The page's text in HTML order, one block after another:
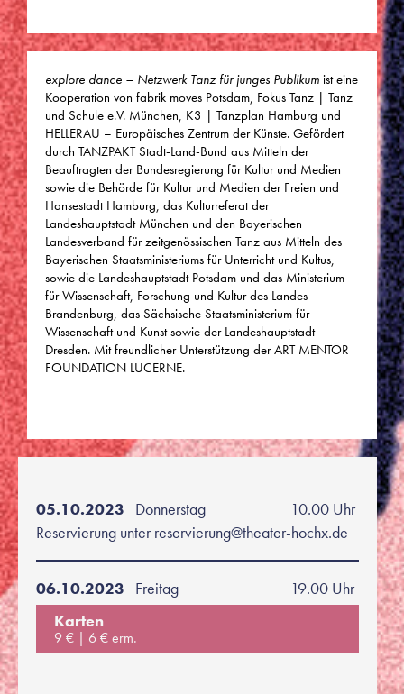
explore dance – Netzwerk Tanz für junges Publikum ist eine
Kooperation von fabrik moves Potsdam, Fokus Tanz | Tanz
und Schule e.V. München, K3 | Tanzplan Hamburg und
HELLERAU – Europäisches Zentrum der Künste. Gefördert
durch TANZPAKT Stadt-Land-Bund aus Mitteln der
Beauftragten der Bundesregierung für Kultur und Medien
sowie die Behörde für Kultur und Medien der Freien und
Hansestadt Hamburg, das Kulturreferat der
Landeshauptstadt München und den Bayerischen
Landesverband für zeitgenössischen Tanz aus Mitteln des
Bayerischen Staatsministeriums für Unterricht und Kultus,
sowie die Landeshauptstadt Potsdam und das Ministerium
für Wissenschaft, Forschung und Kultur des Landes
Brandenburg, das Sächsische Staatsministerium für
Wissenschaft und Kunst sowie der Landeshauptstadt
Dresden. Mit freundlicher Unterstützung der ART MENTOR
FOUNDATION LUCERNE.
05.10.2023 Donnerstag
10.00 Uhr
Reservierung unter reservierung@theater-hochx.de
06.10.2023 Freitag
19.00 Uhr
Karten
9 € 6 € erm.